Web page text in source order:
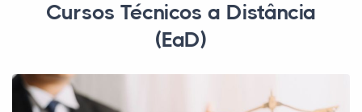
Cursos Técnicos a Distância
(EaD)